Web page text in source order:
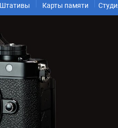
Штативы Карты памяти